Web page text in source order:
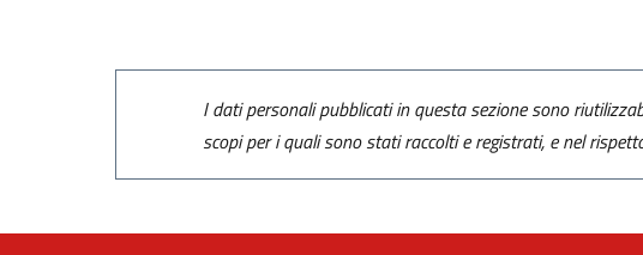
I dati personali pubblicati in questa sezione sono
scopi per i quali sono stati raccolti e registrati, e nel